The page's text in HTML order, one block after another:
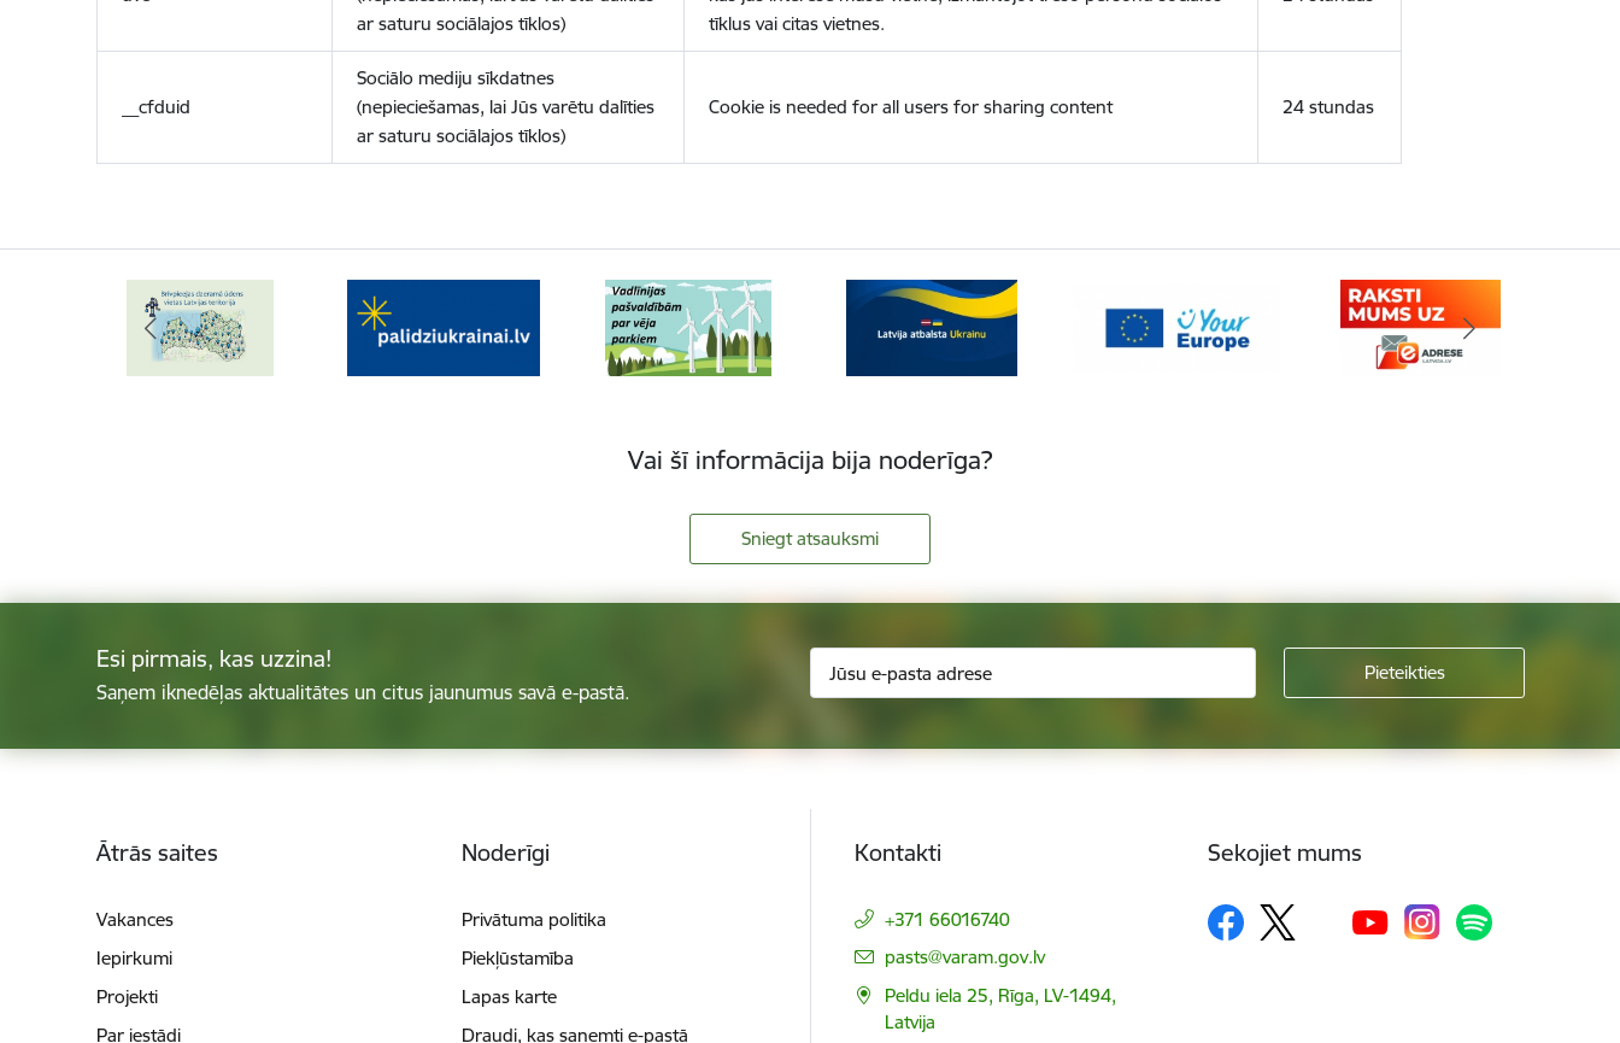
ar saturu sociālajos tīklos)
tīklus vai citas vietnes.
__cfduid
Sociālo mediju sīkdatnes
(nepieciešamas, lai Jūs varētu dalīties
ar saturu sociālajos tīklos)
Cookie is needed for all users for sharing content 24 stundas
Vai šī informācija bija noderīga?
Sniegt atsauksmi
Esi pirmais, kas uzzina!
Saņem iknedēļas aktualitātes un citus jaunumus savā e-pastā.
Ātrās saites
Vakances
Iepirkumi
Projekti
Par iestādi
Noderīgi
Privātuma politika
Piekļūstamība
Lapas karte
Draudi, kas saņemti e-pastā
Kontakti
+371 66016740
E-pasts:
pasts@varam.gov.lv
Peldu iela 25, Rīga, LV-1494,
Latvija
Sekojiet mums